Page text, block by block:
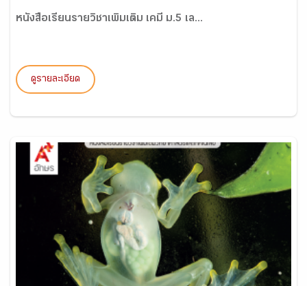
หนังสือเรียนรายวิชาเพิ่มเติม เคมี ม.5 เล...
ดูรายละเอียด